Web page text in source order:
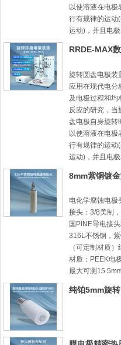
以使溶液在电极
行有规律的运动
运动)，并且电
RRDE-MAX
旋转圆盘电极装
应用在现代电分
及电极过程和均
反应的研究，当
盘电极自身旋转
以使溶液在电极
行有规律的运动
运动)，并且电
8mm紫铜镀
电化学腐蚀电极
接头：3/8美制
国PINE导电接头
316L不锈钢，
（可定制材质）
材质：PEEK电
最大可测
纯铂5mm旋